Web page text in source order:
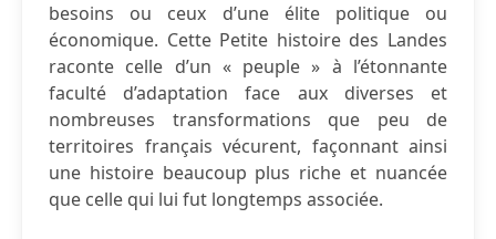
besoins ou ceux d’une élite politique ou
économique. Cette Petite histoire des Landes
raconte celle d’un « peuple » à l’étonnante
faculté d’adaptation face aux diverses et
nombreuses transformations que peu de
territoires français vécurent, façonnant ainsi
une histoire beaucoup plus riche et nuancée
que celle qui lui fut longtemps associée.